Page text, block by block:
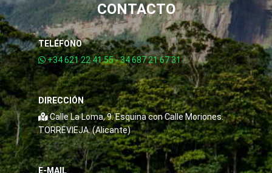
CONTACTO
TELÉFONO
+34 621 22 41 55 - 34 687 21 67 31
DIRECCIÓN
Calle La Loma, 9. Esquina con Calle Moriones.
TORREVIEJA. (Alicante)
E-MAIL